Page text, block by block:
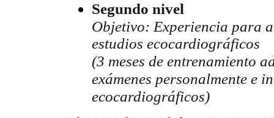
Segundo nivel
Objetivo: Experiencia para
estudios ecocardiográficos
(3 meses de entrenamiento
exámenes personalmente e
ecocardiográficos)